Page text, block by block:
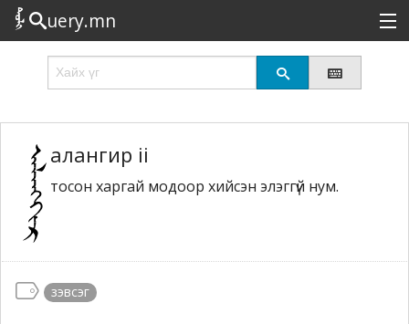
uery.mn
Сонирхолтой
Эрэлттэй
Төрөл
Татах
Логин
алангир ii
тосон харгай модоор хийсэн элэггүй нум.
зэвсэг